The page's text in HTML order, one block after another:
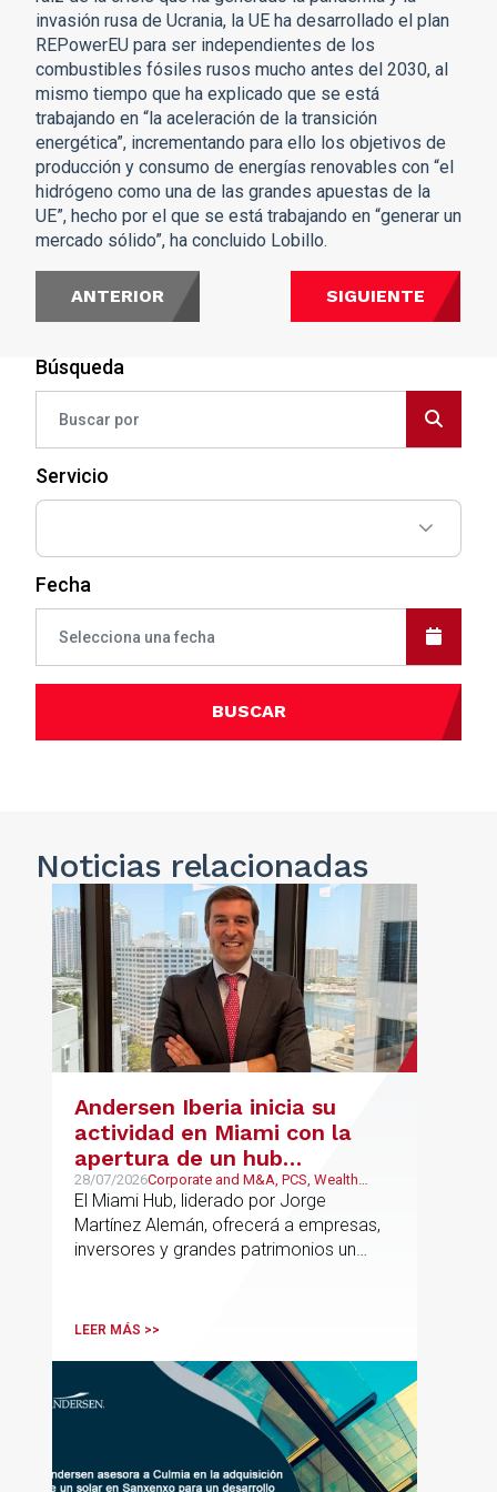
Búsqueda
Servicio
Fecha
BUSCAR
invasión rusa de Ucrania, la UE ha desarrollado el plan
REPowerEU para ser independientes de los
combustibles fósiles rusos mucho antes del 2030, al
mismo tiempo que ha explicado que se está
trabajando en “la aceleración de la transición
energética”, incrementando para ello los objetivos de
producción y consumo de energías renovables con “el
hidrógeno como una de las grandes apuestas de la
UE”, hecho por el que se está trabajando en “generar un
mercado sólido”, ha concluido Lobillo.
ANTERIOR SIGUIENTE
Noticiasrelacionadas
Andersen Iberia inicia su
actividad en Miami con la
apertura de un hub
estratégico para reforzar el
asesoramiento fiscal, legal y
patrimonial conectando
Europa y Latinoamérica
28/07/2026Corporate and M&A, PCS, Wealth
Management & Family Business, Real
Estate
El Miami Hub, liderado por Jorge
Martínez Alemán, ofrecerá a empresas,
inversores y grandes patrimonios un
Latinoamérica y otros mercados
LEER MÁS >>